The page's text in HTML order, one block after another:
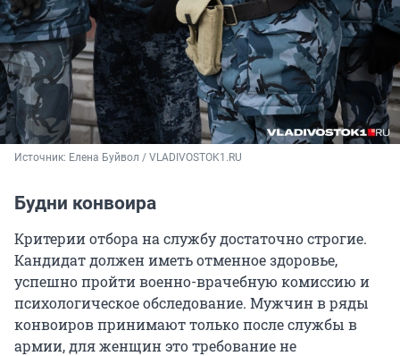
Источник: Елена Буйвол / VLADIVOSTOK1.RU
Будни конвоира
Критерии отбора на службу достаточно строгие.
Кандидат должен иметь отменное здоровье,
успешно пройти военно-врачебную комиссию и
психологическое обследование. Мужчин в ряды
конвоиров принимают только после службы в
армии, для женщин это требование не